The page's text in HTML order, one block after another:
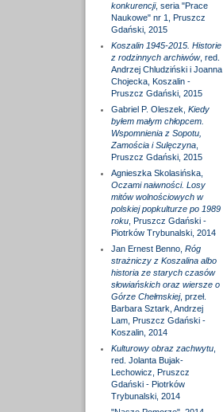
konkurencji, seria "Prace
Naukowe" nr 1, Pruszcz
Gdański, 2015
Koszalin 1945-2015. Historie
z rodzinnych archiwów, red.
Andrzej Chludziński i Joanna
Chojecka, Koszalin -
Pruszcz Gdański, 2015
Gabriel P. Oleszek, Kiedy
byłem małym chłopcem.
Wspomnienia z Sopotu,
Zamościa i Sulęczyna,
Pruszcz Gdański, 2015
Agnieszka Skolasińska,
Oczami naiwności. Losy
mitów wolnościowych w
polskiej popkulturze po 1989
roku, Pruszcz Gdański -
Piotrków Trybunalski, 2014
Jan Ernest Benno, Róg
strażniczy z Koszalina albo
historia ze starych czasów
słowiańskich oraz wiersze o
Górze Chełmskiej, przeł.
Barbara Sztark, Andrzej
Lam, Pruszcz Gdański -
Koszalin, 2014
Kulturowy obraz zachwytu,
red. Jolanta Bujak-
Lechowicz, Pruszcz
Gdański - Piotrków
Trybunalski, 2014